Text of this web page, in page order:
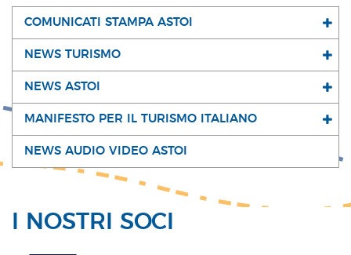
COMUNICATI STAMPA ASTOI
NEWS TURISMO
NEWS ASTOI
MANIFESTO PER IL TURISMO ITALIANO
NEWS AUDIO VIDEO ASTOI
I NOSTRI SOCI